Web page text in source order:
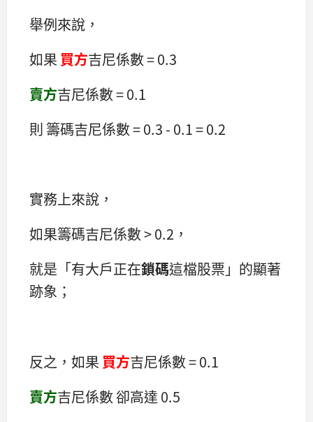
舉例來說，
如果 買方吉尼係數 = 0.3
賣方吉尼係數 = 0.1
則 籌碼吉尼係數 = 0.3 - 0.1 = 0.2
實務上來說，
如果籌碼吉尼係數 > 0.2，
就是「有大戶正在鎖碼這檔股票」的顯著
跡象；
反之，如果 買方吉尼係數 = 0.1
賣方吉尼係數 卻高達 0.5